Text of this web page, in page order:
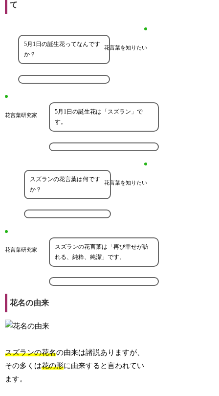
て
花言葉を知りたい
5月1日の誕生花ってなんです
か？
花言葉研究家
5月1日の誕生花は「スズラン」で
す。
花言葉を知りたい
スズランの花言葉は何です
か？
花言葉研究家
スズランの花言葉は「再び幸せが訪
れる、純粋、純潔」です。
花名の由来
スズランの花名の由来は諸説ありますが、
その多くは花の形に由来すると言われてい
ます。